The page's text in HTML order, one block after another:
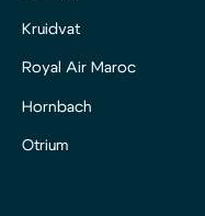
Kruidvat
Royal Air Maroc
Hornbach
Otrium